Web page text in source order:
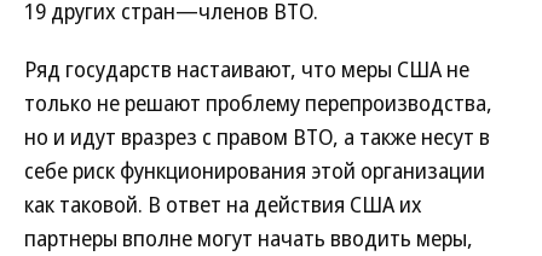
19 других стран—членов ВТО.
Ряд государств настаивают, что меры США не
только не решают проблему перепроизводства,
но и идут вразрез с правом ВТО, а также несут в
себе риск функционирования этой организации
как таковой. В ответ на действия США их
партнеры вполне могут начать вводить меры,